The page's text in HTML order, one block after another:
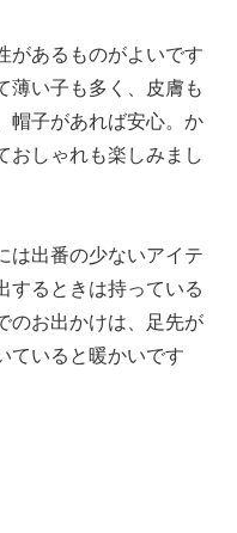
があるものがよいです
薄い子も多く、皮膚も
帽子があれば安心。か
おしゃれも楽しみまし
は出番の少ないアイテ
するときは持っている
のお出かけは、足先が
ていると暖かいです